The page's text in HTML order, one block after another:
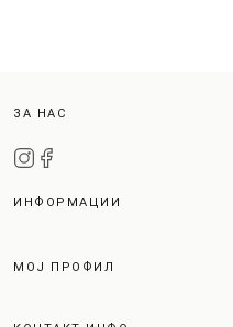
ЗА НАС
ИНФОРМАЦИИ
МОЈ ПРОФИЛ